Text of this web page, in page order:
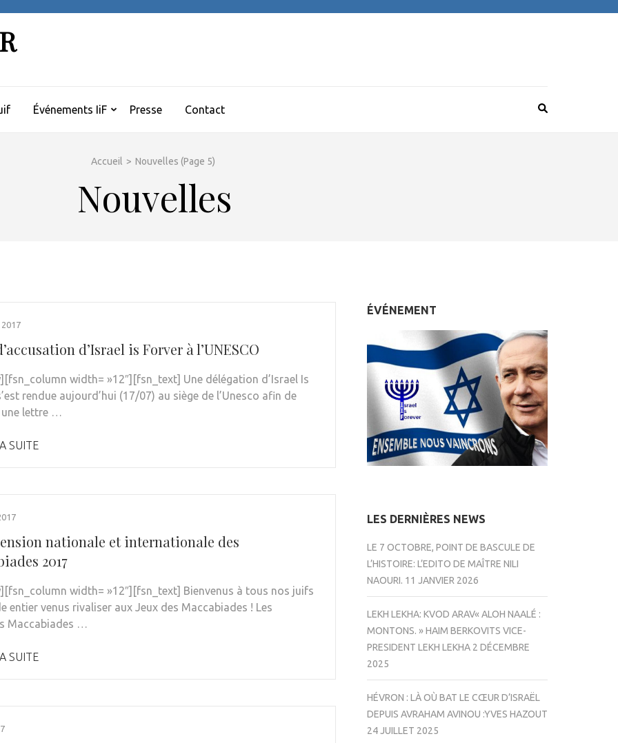
Événements IiF Presse Contact
Accueil > Nouvelles (Page 5)
Nouvelles
2017
d’Israel is Forver à l’UNESCO
width= »12″][fsn_text] Une délégation d’Israel Is
rendue aujourd’hui (17/07) au siège de l’Unesco afin de
une lettre …
SUITE
nationale et internationale des
2017
width= »12″][fsn_text] Bienvenus à tous nos juifs
entier venus rivaliser aux Jeux des Maccabiades ! Les
Maccabiades …
SUITE
ÉVÉNEMENT
LES DERNIÈRES NEWS
LE 7 OCTOBRE, POINT DE BASCULE DE
L’HISTOIRE: L’EDITO DE MAÎTRE NILI
NAOURI. 11 JANVIER 2026
LEKH LEKHA: KVOD ARAV« ALOH NAALÉ :
MONTONS. » HAIM BERKOVITS VICE-
PRESIDENT LEKH LEKHA 2 DÉCEMBRE
2025
HÉVRON : LÀ OÙ BAT LE CŒUR D’ISRAËL
DEPUIS AVRAHAM AVINOU :YVES HAZOUT
24 JUILLET 2025